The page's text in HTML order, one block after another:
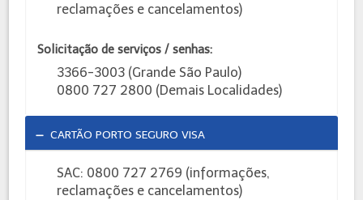
reclamações e cancelamentos)
Solicitação de serviços / senhas:
3366-3003 (Grande São Paulo)
0800 727 2800 (Demais Localidades)
CARTÃO PORTO SEGURO VISA
SAC: 0800 727 2769 (informações,
reclamações e cancelamentos)